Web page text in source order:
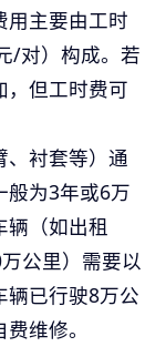
用主要由工时
/对）构成。若
，但工时费可
、衬套等）通
般为3年或6万
辆（如出租
公里）需要以
辆已行驶8万公
维修。